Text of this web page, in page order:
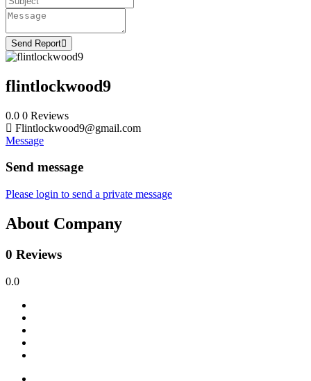
Send Report
flintlockwood9
0.0 0 Reviews
Flintlockwood9@gmail.com
Message
Send message
Please login to send a private message
About Company
0 Reviews
0.0